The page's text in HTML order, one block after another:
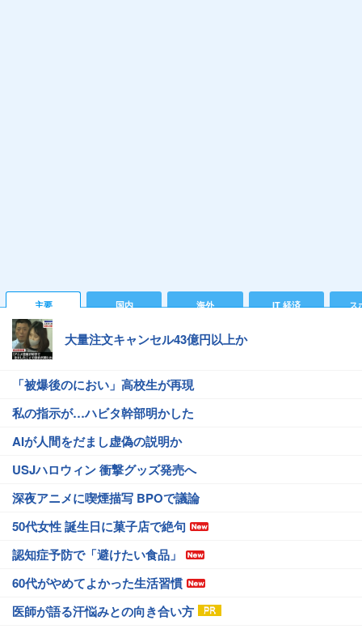
主要 国内 海外 IT 経済 ス
大量注文キャンセル43億円以上か
「被爆後のにおい」高校生が再現
私の指示が…ハビタ幹部明かした
AIが人間をだまし虚偽の説明か
USJハロウィン 衝撃グッズ発売へ
深夜アニメに喫煙描写 BPOで議論
50代女性 誕生日に菓子店で絶句
認知症予防で「避けたい食品」
60代がやめてよかった生活習慣
医師が語る汗悩みとの向き合い方